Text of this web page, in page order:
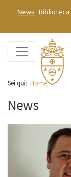
News Biblioteca
Sei qui: Home
News